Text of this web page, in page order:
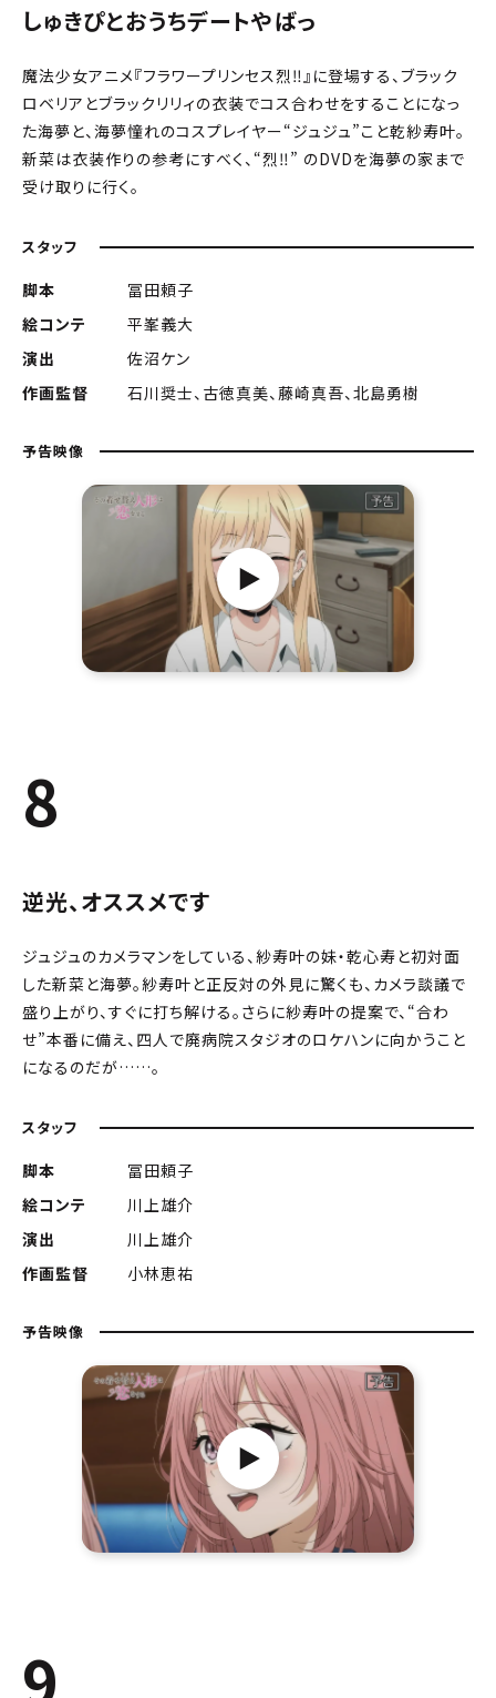
しゅきぴとおうちデートやばっ
魔法少女アニメ『フラワープリンセス烈‼』に登場する、ブラック
ロベリアとブラックリリィの衣装でコス合わせをすることになっ
た海夢と、海夢憧れのコスプレイヤー“ジュジュ”こと乾紗寿叶。
新菜は衣装作りの参考にすべく、“烈‼” のDVDを海夢の家まで
受け取りに行く。
スタッフ
脚本
冨田頼子
絵コンテ
平峯義大
演出
佐沼ケン
作画監督
石川奨士、古徳真美、藤崎真吾、北島勇樹
予告映像
8
逆光、オススメです
ジュジュのカメラマンをしている、紗寿叶の妹・乾心寿と初対面
した新菜と海夢。紗寿叶と正反対の外見に驚くも、カメラ談議で
盛り上がり、すぐに打ち解ける。さらに紗寿叶の提案で、“合わ
せ”本番に備え、四人で廃病院スタジオのロケハンに向かうこと
になるのだが……。
スタッフ
脚本
冨田頼子
絵コンテ
川上雄介
演出
川上雄介
作画監督
小林恵祐
予告映像
9